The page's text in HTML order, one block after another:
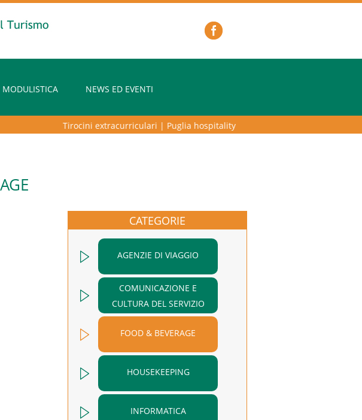
MODULISTICA
NEWS ED EVENTI
Tirocini extracurriculari|Puglia hospitality lab – programma di alta
CATEGORIE
AGENZIE DI VIAGGIO
COMUNICAZIONE E
CULTURA DEL SERVIZIO
FOOD & BEVERAGE
HOUSEKEEPING
INFORMATICA